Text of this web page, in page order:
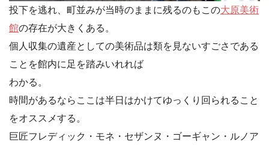
投下を逃れ、町並みが当時のままに残るのもこの大原美術
館の存在が大きくある。
個人収集の遺産としての美術品は類を見ないすごさである
ことを館内に足を踏みいれれば
わかる。
時間があるならここは半日はかけてゆっくり回られること
をオススメする。
巨匠フレディック・モネ・セザンヌ・ゴーギャン・ルノア